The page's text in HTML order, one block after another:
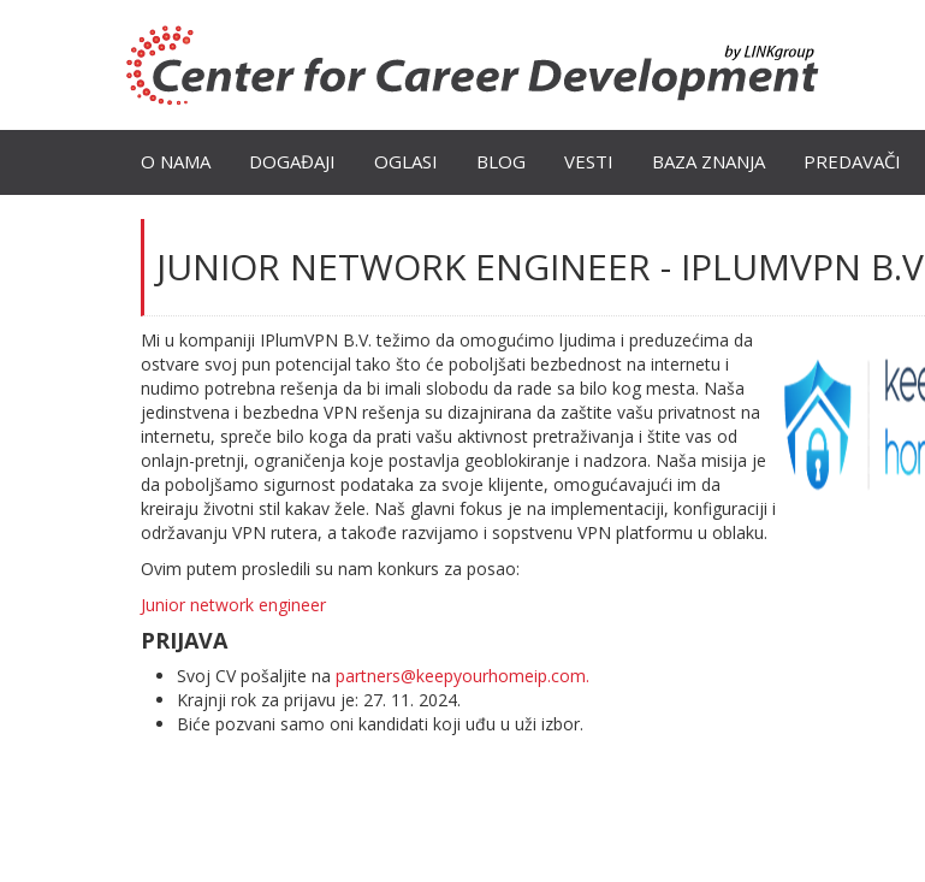
O NAMA DOGAĐAJI OGLASI BLOG VESTI BAZA ZNANJA PREDAVAČI
JUNIOR NETWORK ENGINEER - IPLUMVPN B.V
Mi u kompaniji IPlumVPN B.V. težimo da omogućimo ljudima i preduzećima da
ostvare svoj pun potencijal tako što će poboljšati bezbednost na internetu i
nudimo potrebna rešenja da bi imali slobodu da rade sa bilo kog mesta. Naša
jedinstvena i bezbedna VPN rešenja su dizajnirana da zaštite vašu privatnost na
internetu, spreče bilo koga da prati vašu aktivnost pretraživanja i štite vas od
onlajn-pretnji, ograničenja koje postavlja geoblokiranje i nadzora. Naša misija je
da poboljšamo sigurnost podataka za svoje klijente, omogućavajući im da
kreiraju životni stil kakav žele. Naš glavni fokus je na implementaciji, konfiguraciji i
održavanju VPN rutera, a takođe razvijamo i sopstvenu VPN platformu u oblaku.
Ovim putem prosledili su nam konkurs za posao:
Junior network engineer
PRIJAVA
Svoj CV pošaljite na partners@keepyourhomeip.com.
Krajnji rok za prijavu je: 27. 11. 2024.
Biće pozvani samo oni kandidati koji uđu u uži izbor.